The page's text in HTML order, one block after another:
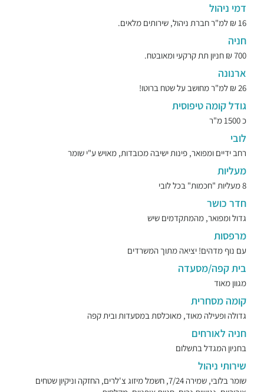
דמי ניהול
16 ₪ למ"ר חברת ניהול, שירותים מלאים.
חניה
700 ₪ חניון תת קרקעי ומאובטח.
ארנונה
26 ₪ למ"ר מחושב על שטח ברוטו!
גודל קומה טיפוסית
כ 1500 מ"ר
לובי
רחב ידיים ומפואר, פינות ישיבה מכובדות, מאויש ע"י שומר
מעליות
8 מעליות "חכמות" בכל לובי
חדר כושר
גדול ומפואר, מהמתקדמים שיש
מרפסות
עם נוף מדהים! יציאה מתוך המשרדים
בית קפה/מסעדה
מגוון מאוד
קומה מסחרית
גדולה ופעילה מאוד, מאוכלסת במסעדות ובית קפה
חניה לאורחים
בחניון המגדל בתשלום
שירותי ניהול
שומר בלובי, שמירה 7/24, חשמל מיזוג צ'לרים, החזקה וניקיון שטחים